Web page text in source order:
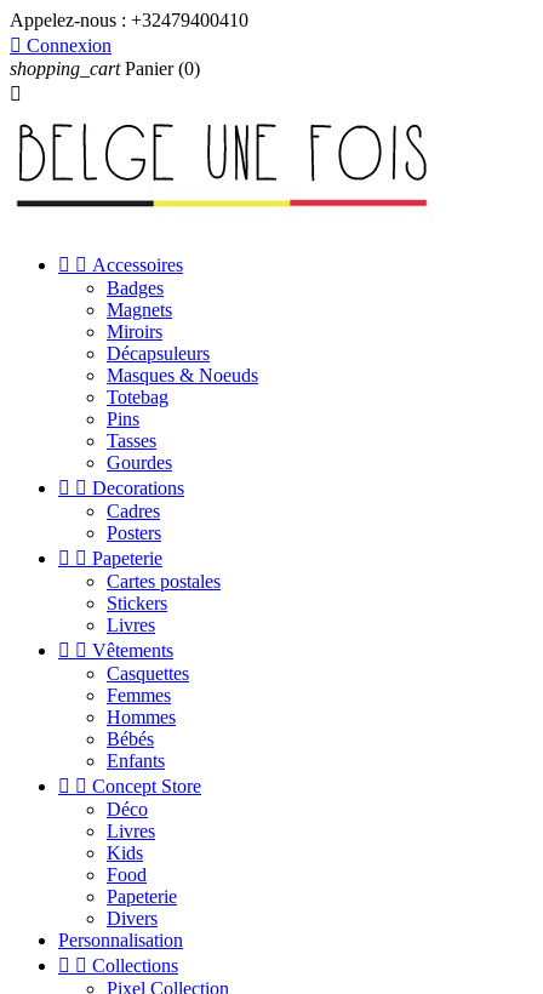
Appelez-nous : +32479400410
 Connexion
shopping_cart Panier (0)

  Accessoires
Badges
Magnets
Miroirs
Décapsuleurs
Masques & Noeuds
Totebag
Pins
Tasses
Gourdes
  Decorations
Cadres
Posters
  Papeterie
Cartes postales
Stickers
Livres
  Vêtements
Casquettes
Femmes
Hommes
Bébés
Enfants
  Concept Store
Déco
Livres
Kids
Food
Papeterie
Divers
Personnalisation
  Collections
Pixel Collection